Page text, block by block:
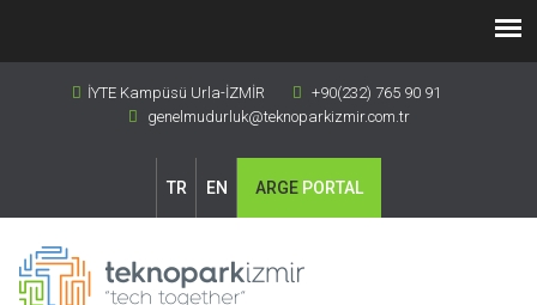
İYTE Kampüsü Urla-İZMİR
+90(232) 765 90 91
genelmudurluk@teknoparkizmir.com.tr
TR EN ARGE PORTAL